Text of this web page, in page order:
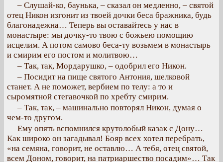
– Слушай-ко, баунька, – сказал он медленно, – святой
отец Никон изгонит из твоей дочки беса бражника, будь
благонадежна… Теперь вы оставайтесь у нас в
монастыре: мы дочку-то твою с божьею помощию
исцелим. А потом самово беса-ту возьмем в монастырь
и смирим его постом и молитвою…
– Так, так, Мордарушко, – одобрил его Никон.
– Посидит на пище святого Антония, шелковой
станет. А не поможет, вербием по телу: а то и
сыромятной стегавочкой по хребту смирим.
– Так, так, – машинально повторял Никон, думая о
чем-то другом.
Ему опять вспомнился крутолобый казак с Дону…
Как широко он загадывал! Бояр всех хотел перебрать,
«на семяна, говорит, не оставлю… А тебя, отец святой,
всем Доном, говорит, на патриаршество посадим»… Так